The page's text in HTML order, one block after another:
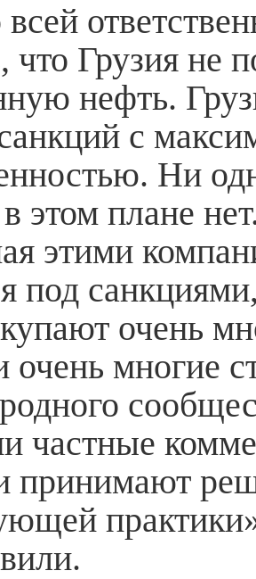
что Грузия не
нефть.
с
Ни
этом плане
этими
под
очень
очень многие
частные
принимают